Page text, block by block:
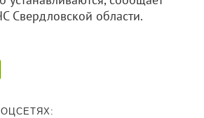
Свердловской области.